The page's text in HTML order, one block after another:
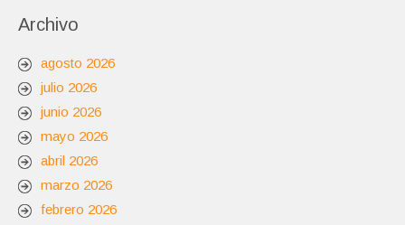
Archivo
agosto 2026
julio 2026
junio 2026
mayo 2026
abril 2026
marzo 2026
febrero 2026